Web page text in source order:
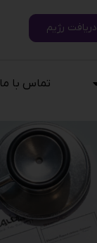
دریافت رژیم
تماس با ما